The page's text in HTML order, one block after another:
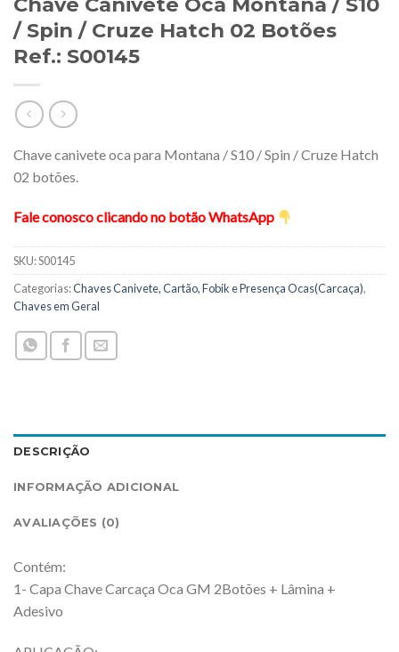
/ Spin / Cruze Hatch 02 Botões
Ref.: S00145
Chave canivete oca para Montana / S10 / Spin / Cruze Hatch
02 botões.
Fale conosco clicando no botão WhatsApp
SKU:S00145
Categorias:Chaves Canivete, Cartão, Fobik e Presença Ocas(Carcaça),
Chaves em Geral
DESCRIÇÃO
INFORMAÇÃO ADICIONAL
AVALIAÇÕES (0)
Contém:
1- Capa Chave Carcaça Oca GM 2Botões + Lâmina +
Adesivo